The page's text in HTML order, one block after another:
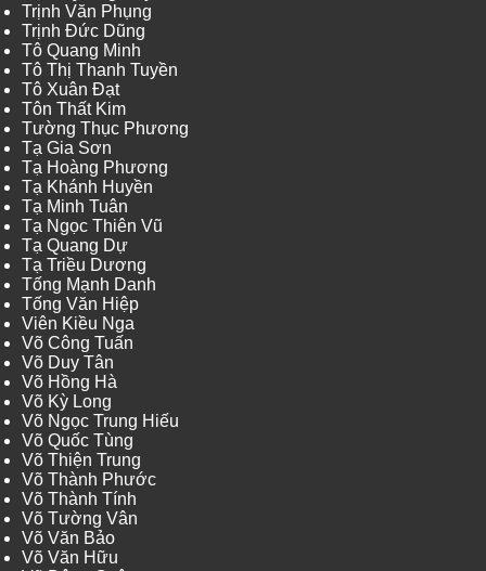
Trịnh Văn Phụng
Trịnh Đức Dũng
Tô Quang Minh
Tô Thị Thanh Tuyền
Tô Xuân Đạt
Tôn Thất Kim
Tường Thục Phương
Tạ Gia Sơn
Tạ Hoàng Phương
Tạ Khánh Huyền
Tạ Minh Tuân
Tạ Ngọc Thiên Vũ
Tạ Quang Dự
Tạ Triều Dương
Tống Mạnh Danh
Tống Văn Hiệp
Viên Kiều Nga
Võ Công Tuấn
Võ Duy Tân
Võ Hồng Hà
Võ Kỳ Long
Võ Ngọc Trung Hiếu
Võ Quốc Tùng
Võ Thiện Trung
Võ Thành Phước
Võ Thành Tính
Võ Tường Vân
Võ Văn Bảo
Võ Văn Hữu